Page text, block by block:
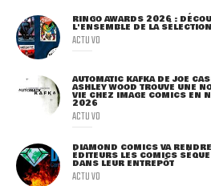
RINGO AWARDS 2026 :
L'ENSEMBLE DE LA
ACTU VO
AUTOMATIC KAFKA DE JOE
ASHLEY WOOD TROUVE UNE
VIE CHEZ IMAGE COMICS EN
2026
ACTU VO
DIAMOND COMICS VA
ÉDITEURS LES COMICS
DANS LEUR ENTREPÔT
ACTU VO